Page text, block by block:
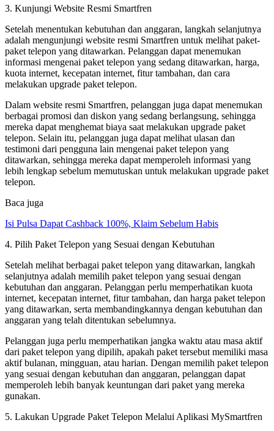
3. Kunjungi Website Resmi Smartfren
Setelah menentukan kebutuhan dan anggaran, langkah selanjutnya
adalah mengunjungi website resmi Smartfren untuk melihat paket-
paket telepon yang ditawarkan. Pelanggan dapat menemukan
informasi mengenai paket telepon yang sedang ditawarkan, harga,
kuota internet, kecepatan internet, fitur tambahan, dan cara
melakukan upgrade paket telepon.
Dalam website resmi Smartfren, pelanggan juga dapat menemukan
berbagai promosi dan diskon yang sedang berlangsung, sehingga
mereka dapat menghemat biaya saat melakukan upgrade paket
telepon. Selain itu, pelanggan juga dapat melihat ulasan dan
testimoni dari pengguna lain mengenai paket telepon yang
ditawarkan, sehingga mereka dapat memperoleh informasi yang
lebih lengkap sebelum memutuskan untuk melakukan upgrade paket
telepon.
Baca juga
Isi Pulsa Dapat Cashback 100%, Klaim Sebelum Habis
4. Pilih Paket Telepon yang Sesuai dengan Kebutuhan
Setelah melihat berbagai paket telepon yang ditawarkan, langkah
selanjutnya adalah memilih paket telepon yang sesuai dengan
kebutuhan dan anggaran. Pelanggan perlu memperhatikan kuota
internet, kecepatan internet, fitur tambahan, dan harga paket telepon
yang ditawarkan, serta membandingkannya dengan kebutuhan dan
anggaran yang telah ditentukan sebelumnya.
Pelanggan juga perlu memperhatikan jangka waktu atau masa aktif
dari paket telepon yang dipilih, apakah paket tersebut memiliki masa
aktif bulanan, mingguan, atau harian. Dengan memilih paket telepon
yang sesuai dengan kebutuhan dan anggaran, pelanggan dapat
memperoleh lebih banyak keuntungan dari paket yang mereka
gunakan.
5. Lakukan Upgrade Paket Telepon Melalui Aplikasi MySmartfren